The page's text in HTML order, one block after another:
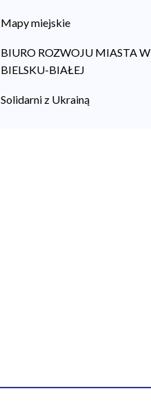
Mapy miejskie
BIURO ROZWOJU MIASTA W
BIELSKU-BIAŁEJ
Solidarni z Ukrainą